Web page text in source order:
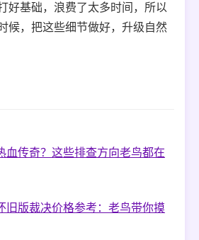
好基础，浪费了太多时间，所以
候，把这些细节做好，升级自然
血传奇？这些排查方向老鸟都在
旧版裁决价格参考：老鸟带你摸